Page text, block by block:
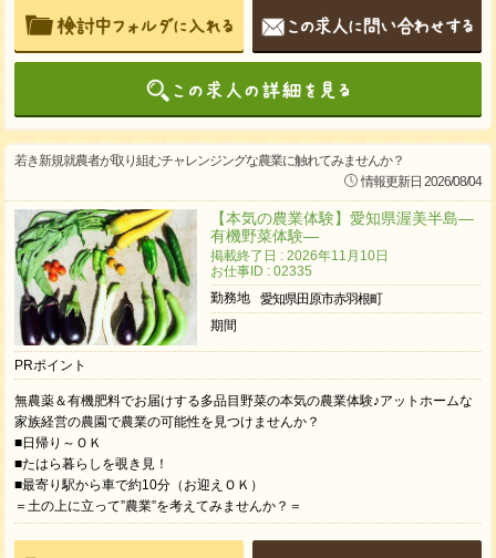
若き新規就農者が取り組むチャレンジングな農業に触れてみませんか？
情報更新日 2026/08/04
【本気の農業体験】愛知県渥美半島―
有機野菜体験―
掲載終了日 : 2026年11月10日
お仕事ID : 02335
勤務地
愛知県田原市赤羽根町
期間
PRポイント
無農薬＆有機肥料でお届けする多品目野菜の本気の農業体験♪アットホームな
家族経営の農園で農業の可能性を見つけませんか？
■日帰り～ＯＫ
■たはら暮らしを覗き見！
■最寄り駅から車で約10分（お迎えＯＫ）
＝土の上に立って”農業”を考えてみませんか？＝